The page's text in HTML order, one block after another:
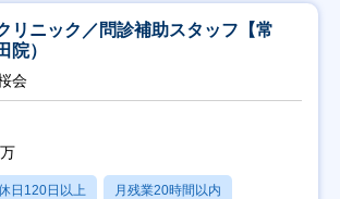
リニック／問診補助スタッフ【常
院）
会
日120日以上 月残業20時間以内